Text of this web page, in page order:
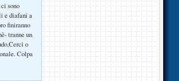
sono
e diafani a
finiranno
tranne un
o
Colpa